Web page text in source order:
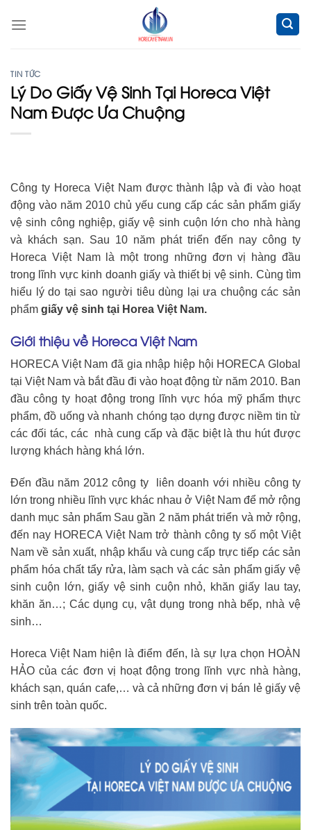
TIN TỨC
Lý Do Giấy Vệ Sinh Tại Horeca Việt
Nam Được Ưa Chuộng
Công ty Horeca Việt Nam được thành lập và đi vào hoạt
động vào năm 2010 chủ yếu cung cấp các sản phẩm giấy
vệ sinh công nghiệp, giấy vệ sinh cuộn lớn cho nhà hàng
và khách sạn. Sau 10 năm phát triển đến nay công ty
Horeca Việt Nam là một trong những đơn vị hàng đầu
trong lĩnh vực kinh doanh giấy và thiết bị vệ sinh. Cùng tìm
hiểu lý do tại sao người tiêu dùng lại ưa chuộng các sản
phẩm giấy vệ sinh tại Horea Việt Nam.
Giới thiệu về Horeca Việt Nam
HORECA Việt Nam đã gia nhập hiệp hội HORECA Global
tại Việt Nam và bắt đầu đi vào hoạt động từ năm 2010. Ban
đầu công ty hoạt động trong lĩnh vực hóa mỹ phẩm thực
phẩm, đồ uống và nhanh chóng tạo dựng được niềm tin từ
các đối tác, các nhà cung cấp và đặc biệt là thu hút được
lượng khách hàng khá lớn.
Đến đầu năm 2012 công ty liên doanh với nhiều công ty
lớn trong nhiều lĩnh vực khác nhau ở Việt Nam để mở rộng
danh mục sản phẩm Sau gần 2 năm phát triển và mở rộng,
đến nay HORECA Việt Nam trở thành công ty số một Việt
Nam về sản xuất, nhập khẩu và cung cấp trực tiếp các sản
phẩm hóa chất tẩy rửa, làm sạch và các sản phẩm giấy vệ
sinh cuộn lớn, giấy vệ sinh cuộn nhỏ, khăn giấy lau tay,
khăn ăn…; Các dụng cụ, vật dụng trong nhà bếp, nhà vệ
sinh…
Horeca Việt Nam hiện là điểm đến, là sự lựa chọn HOÀN
HẢO của các đơn vị hoạt động trong lĩnh vực nhà hàng,
khách sạn, quán cafe,… và cả những đơn vị bán lẻ giấy vệ
sinh trên toàn quốc.